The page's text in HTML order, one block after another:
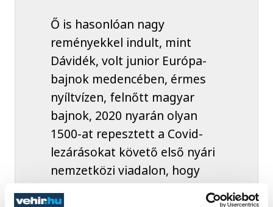
Ő is hasonlóan nagy
reményekkel indult, mint
Dávidék, volt junior Európa-
bajnok medencében, érmes
nyíltvízen, felnőtt magyar
bajnok, 2020 nyarán olyan
1500-at repesztett a Covid-
lezárásokat követő első nyári
nemzetközi viadalon, hogy
tőle zengett a Margitsziget; a